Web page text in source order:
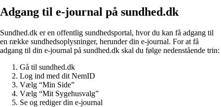
Adgang til e-journal på sundhed.dk
Sundhed.dk er en offentlig sundhedsportal, hvor du kan få adgang til
en række sundhedsoplysninger, herunder din e-journal. For at få
adgang til din e-journal på sundhed.dk skal du følge nedenstående trin:
Gå til sundhed.dk
Log ind med dit NemID
Vælg “Min Side”
Vælg “Mit Sygehusvalg”
Se og rediger din e-journal